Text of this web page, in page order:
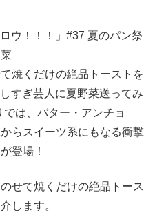
ウ！！！」#37 夏のパン祭
焼くだけの絶品トーストを
すぎ芸人に夏野菜送ってみ
は、バター・アンチョ
らスイーツ系にもなる衝撃
登場！
せて焼くだけの絶品トース
します。